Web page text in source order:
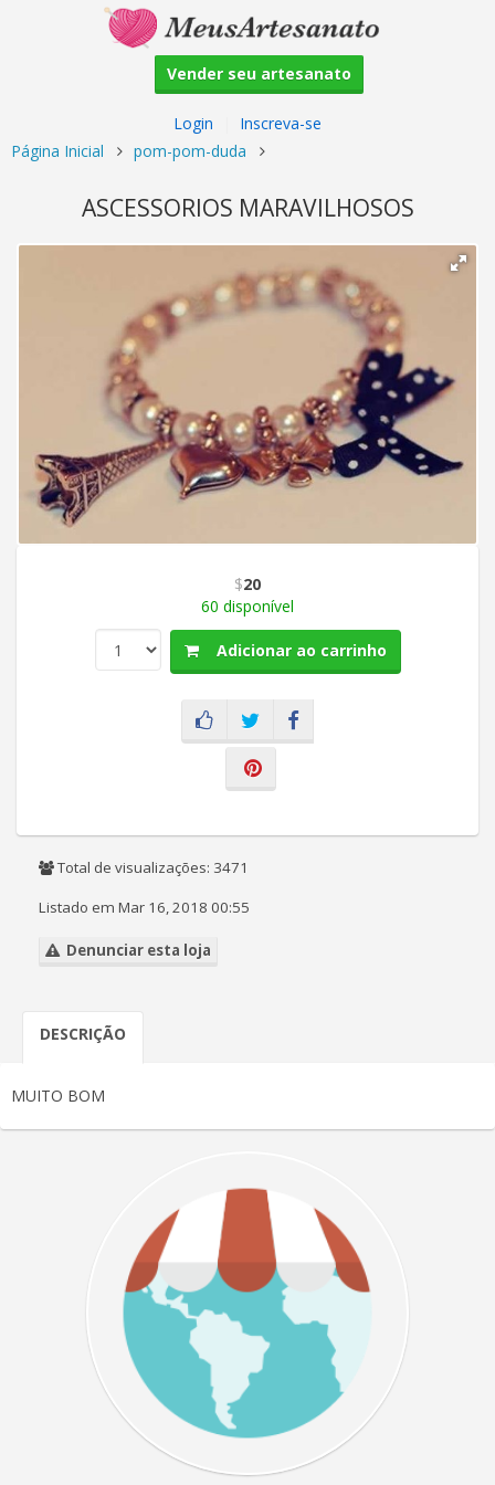
Vender seu artesanato
Login
Inscreva-se
Página Inicial
pom-pom-duda
ASCESSORIOS MARAVILHOSOS
$20
60 disponível
Adicionar ao carrinho
Total de visualizações: 3471
Listado em Mar 16, 2018 00:55
Denunciar esta loja
DESCRIÇÃO
MUITO BOM